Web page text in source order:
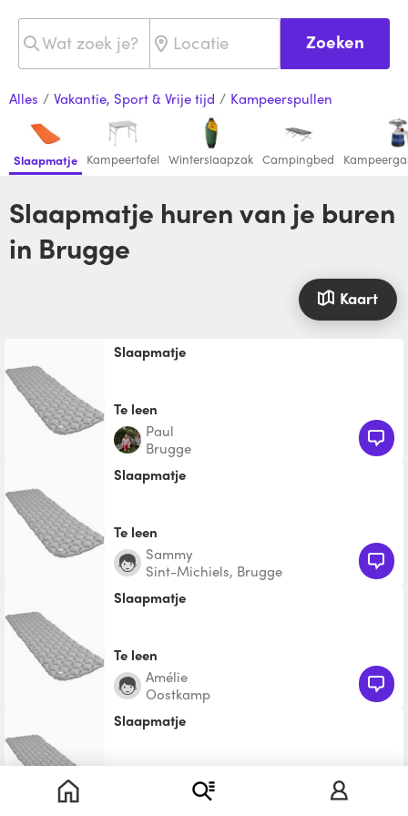
Zoeken
Alles / Vakantie, Sport & Vrije tijd / Kampeerspullen
Slaapmatje Kampeertafel Winterslaapzak Campingbed
Slaapmatje huren van je buren
in Brugge
Kaart
slaapmatje
Te leen
Paul
Brugge
Slaapmatje
Te leen
Sammy
Sint-Michiels, Brugge
Slaapmatje
Te leen
Amélie
Oostkamp
Slaapmatje
Mattias